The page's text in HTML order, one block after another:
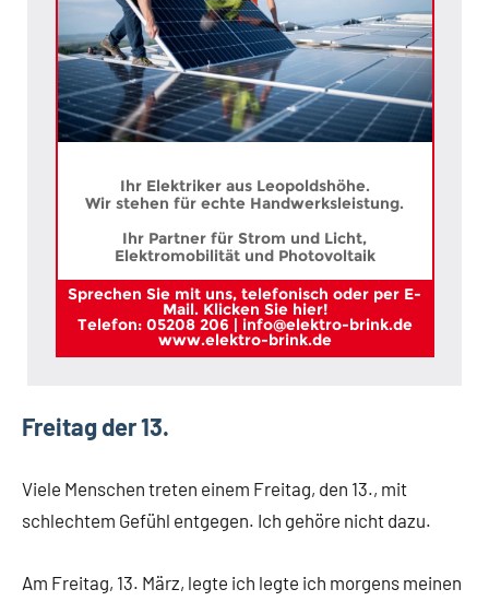
Ihr Elektriker aus Leopoldshöhe.
Wir stehen für echte Handwerksleistung.
Ihr Partner für Strom und Licht,
Elektromobilität und Photovoltaik
Sprechen Sie mit uns, telefonisch oder per E-
Mail. Klicken Sie hier!
Telefon: 05208 206 | info@elektro-brink.de
www.elektro-brink.de
Freitag der 13.
Viele Menschen treten einem Freitag, den 13., mit
schlechtem Gefühl entgegen. Ich gehöre nicht dazu.
Am Freitag, 13. März, legte ich legte ich morgens meinen